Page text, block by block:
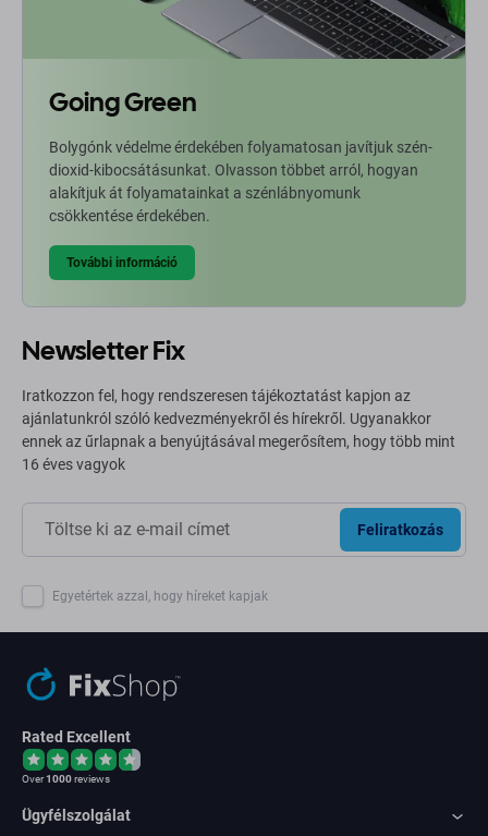
Going Green
Bolygónk védelme érdekében folyamatosan javítjuk szén-
dioxid-kibocsátásunkat. Olvasson többet arról, hogyan
alakítjuk át folyamatainkat a szénlábnyomunk
csökkentése érdekében.
További információ
Newsletter Fix
Iratkozzon fel, hogy rendszeresen tájékoztatást kapjon az
ajánlatunkról szóló kedvezményekről és hírekről. Ugyanakkor
ennek az űrlapnak a benyújtásával megerősítem, hogy több mint
16 éves vagyok
Feliratkozás
Egyetértek azzal, hogy híreket kapjak
Rated Excellent
Over1000reviews
Ügyfélszolgálat